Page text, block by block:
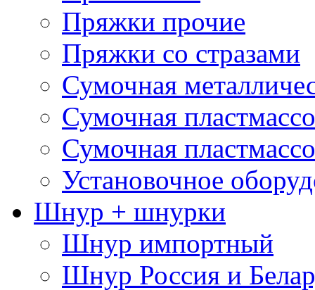
Пряжки прочие
Пряжки со стразами
Сумочная
Сумочная
Сумочная
Установочное
Шнур + шнурки
Шнур импортный
Шнур Россия и